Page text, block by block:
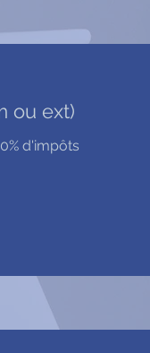
ou ext)
d'impôts